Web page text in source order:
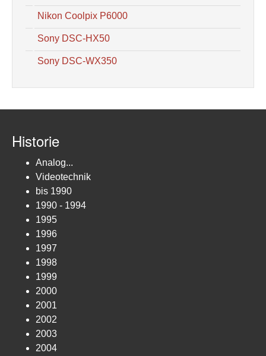
Nikon Coolpix P6000
Sony DSC-HX50
Sony DSC-WX350
Historie
Analog...
Videotechnik
bis 1990
1990 - 1994
1995
1996
1997
1998
1999
2000
2001
2002
2003
2004